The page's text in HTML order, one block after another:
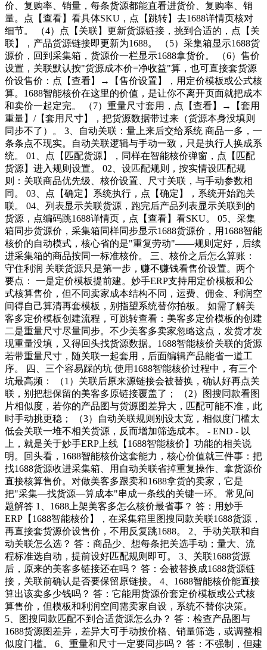
价、复购率、销量，每条货源都能直看进货价、复购率、销
量。点【查看】看具体SKU，点【跳转】去1688详情页核对
细节。 （4）点【关联】更新货源链接，挑到合适的，点【关
联】，产品货源链接即更新为1688。 （5）采集箱显示1688货
源价，回到采集箱，货源价一栏显示1688拿货价。 （6）售价
设置，关联默认按"货源成本价=净收益"算，也可直接套货源
价设售价：点【查看】→【售价设置】，用定价模板或公式核
算。1688智能核价在这里的价值，是让你不离开页面就把成本
和卖价一起定完。 （7）重量尺寸套用，点【查看】→【套用
重量】/【套用尺寸】，把货源数据带过来（货源本身没填则
同步不了）。 3、自动关联：量上来后交给系统 商品一多，一
条条点不现实。自动关联逻辑与手动一致，只是执行人换成系
统。 01、点【匹配货源】，同样在智能核价弹窗，点【匹配
货源】进入规则设置。 02、设匹配规则，按实情设匹配规
则：关联商品优先级、核价设置、尺寸关联，与手动参数相
同。 03、点【确定】系统执行，点【确定】，系统开始跑关
联。 04、列表显示关联货源，跑完后产品列表显示关联到的
货源，点编码跳1688详情页，点【查看】看SKU。 05、采集
箱同步货源价，采集箱同样同步显示1688货源价，用1688智能
核价的自动模式，核心省的是"重复劳动"——规则定好，后续
进采集箱的商品按同一标准核价。 三、核价之后怎么算账：
守住利润 关联货源只是第一步，赚不赚钱看售价设置。两个
要点： 一是定价模板提前建。妙手ERP支持用定价模板和公
式核算售价，但不同卖家成本结构不同，运费、佣金、利润空
间得自己算清再套模板，别指望系统替你拍板。 如需了解美
客多定价模板创建流程，可跳转查看：美客多定价模板的创建
二是重量尺寸尽量同步。不少美客多卖家忽略这点，发货才发
现重量没填，又得回头找货源数据。1688智能核价关联的货源
若带重量尺寸，随关联一起套用，后面编辑产品能省一道工
序。 四、三个容易踩的坑 使用1688智能核价过程中，有三个
坑最高频： （1）关联后原来源链接会被替换，确认好再点关
联，别把想保留的美客多原链接覆盖了； （2）图搜同款看图
片相似度，若你的产品图与货源图差异大，匹配可能不准，此
时手动挑更稳； （3）自动关联规则别设太宽，相似度门槛太
低会关联一堆不相关货源，反而增加筛选成本。 - END - 以
上，就是关于妙手ERP上线【1688智能核价】功能的相关说
明。回头看，1688智能核价这套能力，核心价值就三件事：把
找1688货源收进采集箱、用自动关联省掉重复操作、拿货源价
直接核算售价。对做美客多跟卖和1688拿货的卖家，它是
把"采集—找货源—算成本"串成一条线的关键一环。 常见问
题解答 1、1688上架美客多怎么核价最省事？ 答：用妙手
ERP【1688智能核价】，在采集箱里图搜同款关联1688货源，
再直接套货源价设售价，不用反复跳1688。 2、手动关联和自
动关联怎么选？ 答：商品少、想每条把关选手动；量大、流
程标准选自动，提前设好匹配规则即可。 3、关联1688货源
后，原来的美客多链接还在吗？ 答：会被替换成1688货源链
接，关联前确认是否要保留原链接。 4、1688智能核价能直接
算出该卖多少钱吗？ 答：它能用货源价套定价模板或公式核
算售价，但模板和利润空间需卖家自设，系统不替你决策。
5、图搜同款匹配不到合适货源怎么办？ 答：检查产品图与
1688货源图差异，差异大可手动按价格、销量筛选，或调整相
似度门槛。 6、重量和尺寸一定要同步吗？ 答：不强制，但建